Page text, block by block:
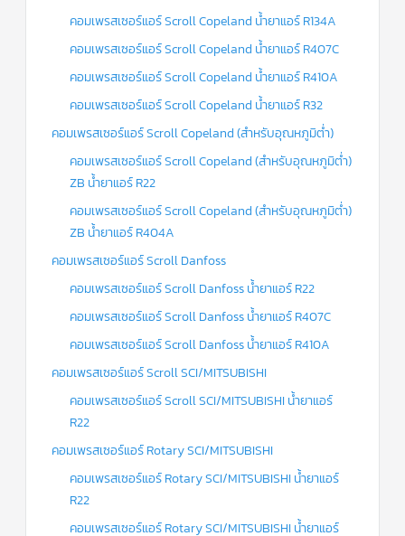
คอมเพรสเซอร์แอร์ Scroll Copeland น้ำยาแอร์ R134A
คอมเพรสเซอร์แอร์ Scroll Copeland น้ำยาแอร์ R407C
คอมเพรสเซอร์แอร์ Scroll Copeland น้ำยาแอร์ R410A
คอมเพรสเซอร์แอร์ Scroll Copeland น้ำยาแอร์ R32
คอมเพรสเซอร์แอร์ Scroll Copeland (สำหรับอุณหภูมิต่ำ)
คอมเพรสเซอร์แอร์ Scroll Copeland (สำหรับอุณหภูมิต่ำ)
ZB น้ำยาแอร์ R22
คอมเพรสเซอร์แอร์ Scroll Copeland (สำหรับอุณหภูมิต่ำ)
ZB น้ำยาแอร์ R404A
คอมเพรสเซอร์แอร์ Scroll Danfoss
คอมเพรสเซอร์แอร์ Scroll Danfoss น้ำยาแอร์ R22
คอมเพรสเซอร์แอร์ Scroll Danfoss น้ำยาแอร์ R407C
คอมเพรสเซอร์แอร์ Scroll Danfoss น้ำยาแอร์ R410A
คอมเพรสเซอร์แอร์ Scroll SCI/MITSUBISHI
คอมเพรสเซอร์แอร์ Scroll SCI/MITSUBISHI น้ำยาแอร์
R22
คอมเพรสเซอร์แอร์ Rotary SCI/MITSUBISHI
คอมเพรสเซอร์แอร์ Rotary SCI/MITSUBISHI น้ำยาแอร์
R22
คอมเพรสเซอร์แอร์ Rotary SCI/MITSUBISHI น้ำยาแอร์